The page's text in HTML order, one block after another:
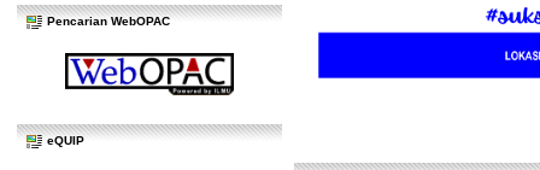
Pencarian WebOPAC
eQUIP